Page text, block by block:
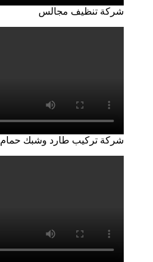
شركة تنظيف مجالس
شركة تركيب طارد وشبك حمام